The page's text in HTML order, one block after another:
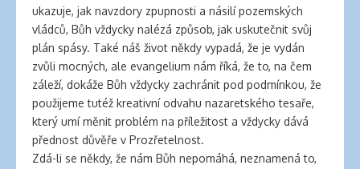
ukazuje, jak navzdory zpupnosti a násilí pozemských
vládců, Bůh vždycky nalézá způsob, jak uskutečnit svůj
plán spásy. Také náš život někdy vypadá, že je vydán
zvůli mocných, ale evangelium nám říká, že to, na čem
záleží, dokáže Bůh vždycky zachránit pod podmínkou, že
použijeme tutéž kreativní odvahu nazaretského tesaře,
který umí měnit problém na příležitost a vždycky dává
přednost důvěře v Prozřetelnost.
Zdá-li se někdy, že nám Bůh nepomáhá, neznamená to,